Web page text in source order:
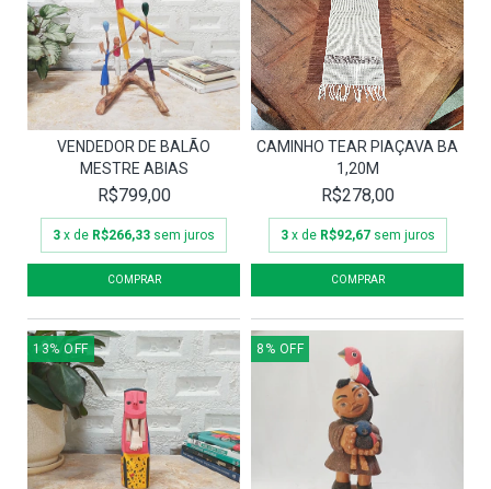
VENDEDOR DE BALÃO
MESTRE ABIAS
R$799,00
3 x de R$266,33 sem juros
CAMINHO TEAR PIAÇAVA BA
1,20M
R$278,00
3 x de R$92,67 sem juros
13% OFF 8 % OFF